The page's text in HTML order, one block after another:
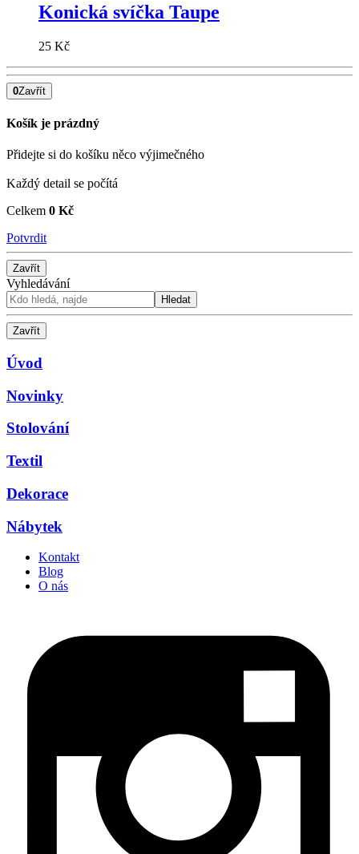
Konická svíčka Taupe
25 Kč
0Zavřít
Košík je prázdný
Přidejte si do košíku něco výjimečného
Každý detail se počítá
Celkem 0 Kč
Potvrdit
Zavřít
Vyhledávání
Hledat
Zavřít
Úvod
Novinky
Stolování
Textil
Dekorace
Nábytek
Kontakt
Blog
O nás